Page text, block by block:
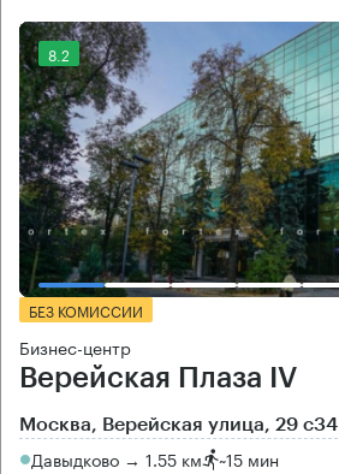
8.2
БЕЗ КОМИССИИ
Бизнес-центр
Верейская Плаза IV
Москва, Верейская улица, 29 с34
Давыдково → 1.55 км ~15 мин